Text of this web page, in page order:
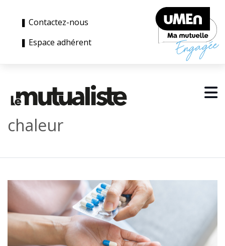
❚ Contactez-nous
❚ Espace adhérent
chaleur